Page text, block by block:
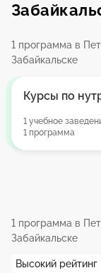
1 программа в
Забайкальске
Курсы по
1 учебное
1 программа
1 программа в
Забайкальске
Высокий рейтинг